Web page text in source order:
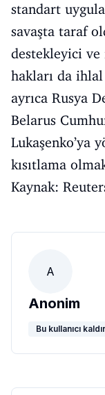
standart
savaşta taraf
destekleyici ve
hakları da
ayrıca Rusya
Belarus
Lukaşenko’ya
kısıtlama
Kaynak:
A
Anonim
Bu kullanıcı